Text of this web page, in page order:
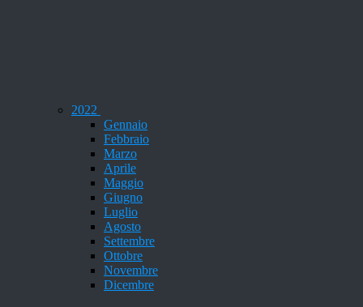
2022
Gennaio
Febbraio
Marzo
Aprile
Maggio
Giugno
Luglio
Agosto
Settembre
Ottobre
Novembre
Dicembre